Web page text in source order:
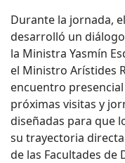
Durante la jornada,
desarrolló un
la Ministra Yasmín
el Ministro Arístides
encuentro
próximas visitas y
diseñadas para que
su trayectoria
de las Facultades de